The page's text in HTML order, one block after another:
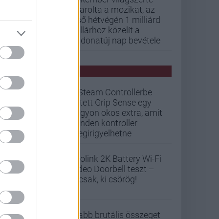
letarolta a mozikat, az
első hétvégén 1 milliárd
dollárhoz közelít a
Vadonatúj nap bevétele
A Steam Controllerbe
rejtett Grip Sense egy
nagyon okos extra, amit
minden kontroller
megirigyelhetne
Reolink 2K Battery Wi-Fi
Video Doorbell teszt –
Nicsak, ki csörög!
Újabb brutális összeget